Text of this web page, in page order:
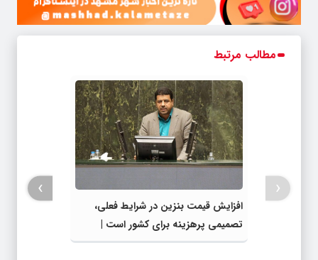
مطالب مرتبط
افزایش قیمت بنزین در شرایط فعلی،
تصمیمی پرهزینه برای کشور است |
دولت، قاچاق سوخت و عوامل اصلی
‹
›